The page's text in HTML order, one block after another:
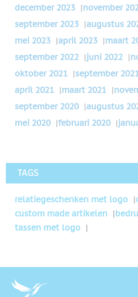
december 2023 |november
september 2023 |augustus
mei 2023 |april 2023 |maart
september 2022 |juni 2022 |
oktober 2021 |september
april 2021 |maart 2021 |
september 2020 |augustus
mei 2020 |februari 2020 |
TAGS
relatiegeschenken met logo
custom made artikelen
tassen met logo